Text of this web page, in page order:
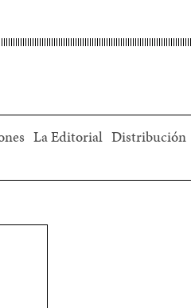
La Editorial Distribución